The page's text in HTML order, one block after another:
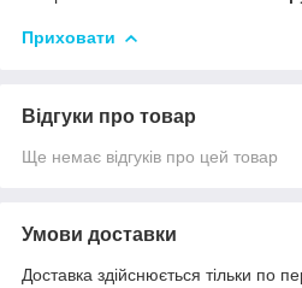
Приховати
Відгуки про товар
Ще немає відгуків про цей товар
Умови доставки
Доставка здійснюється тільки по